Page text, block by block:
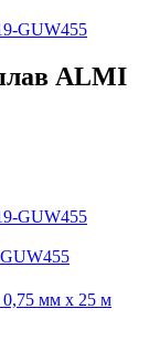
ALMI